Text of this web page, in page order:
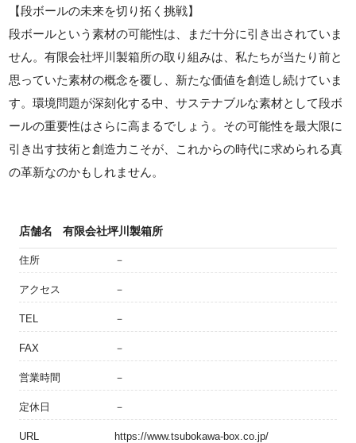
【段ボールの未来を切り拓く挑戦】
段ボールという素材の可能性は、まだ十分に引き出されていま
せん。有限会社坪川製箱所の取り組みは、私たちが当たり前と
思っていた素材の概念を覆し、新たな価値を創造し続けていま
す。環境問題が深刻化する中、サステナブルな素材として段ボ
ールの重要性はさらに高まるでしょう。その可能性を最大限に
引き出す技術と創造力こそが、これからの時代に求められる真
の革新なのかもしれません。
店舗名 有限会社坪川製箱所
住所 －
アクセス －
TEL －
FAX －
営業時間 －
定休日 －
URL https://www.tsubokawa-box.co.jp/